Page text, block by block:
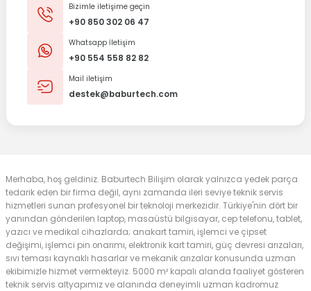
Bizimle iletişime geçin
+90 850 302 06 47
Whatsapp İletişim
+90 554 558 82 82
Mail iletişim
destek@baburtech.com
Merhaba, hoş geldiniz. Baburtech Bilişim olarak yalnızca yedek parça
tedarik eden bir firma değil, aynı zamanda ileri seviye teknik servis
hizmetleri sunan profesyonel bir teknoloji merkezidir. Türkiye'nin dört bir
yanından gönderilen laptop, masaüstü bilgisayar, cep telefonu, tablet,
yazıcı ve medikal cihazlarda; anakart tamiri, işlemci ve çipset
değişimi, işlemci pin onarımı, elektronik kart tamiri, güç devresi arızaları,
sıvı teması kaynaklı hasarlar ve mekanik arızalar konusunda uzman
ekibimizle hizmet vermekteyiz. 5000 m² kapalı alanda faaliyet gösteren
teknik servis altyapımız ve alanında deneyimli uzman kadromuz